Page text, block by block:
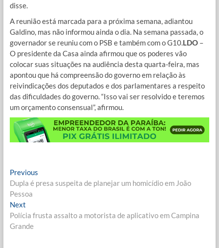
disse.
A reunião está marcada para a próxima semana, adiantou
Galdino, mas não informou ainda o dia. Na semana passada, o
governador se reuniu com o PSB e também com o G10.LDO –
O presidente da Casa ainda afirmou que os poderes vão
colocar suas situações na audiência desta quarta-feira, mas
apontou que há compreensão do governo em relação às
reivindicações dos deputados e dos parlamentares a respeito
das dificuldades do governo. “Isso vai ser resolvido e teremos
um orçamento consensual”, afirmou.
Navegação
de
Post
PreviousPrevious
post:
Dupla é presa suspeita de planejar um homicídio em João
Pessoa
NextNext
post:
Polícia frusta assalto a motorista de aplicativo em Campina
Grande